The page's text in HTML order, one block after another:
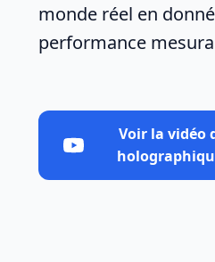
monde réel en
performance
Voir la vidéo